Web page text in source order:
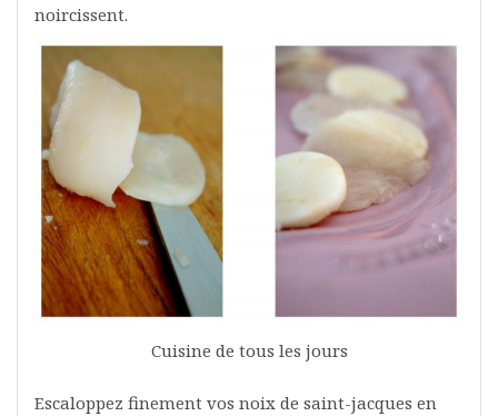
noircissent.
Cuisine de tous les jours
Escaloppez finement vos noix de saint-jacques en